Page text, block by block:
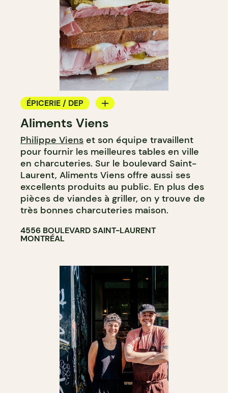
ÉPICERIE / DEP
COMPTOIR
BOUCHERIE
Aliments Viens
Philippe Viens et son équipe travaillent
pour fournir les meilleures tables en ville
en charcuteries. Sur le boulevard Saint-
Laurent, Aliments Viens offre aussi ses
excellents produits au public. En plus des
pièces de viandes à griller, on y trouve de
très bonnes charcuteries maison.
4556 BOULEVARD SAINT-LAURENT
MONTRÉAL